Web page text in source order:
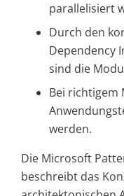
parallelisiert
Durch den
Dependency
sind die
Bei richtigem
werden.
Die Microsoft
beschreibt das